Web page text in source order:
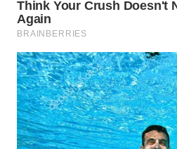
WAHANA
SELEB
WAHANA
PERSONA
WAHANA
OTOMOTIF